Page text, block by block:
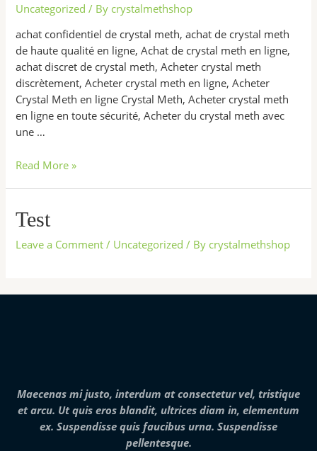
Uncategorized / By crystalmethshop
achat confidentiel de crystal meth, achat de crystal meth
de haute qualité en ligne, Achat de crystal meth en ligne,
achat discret de crystal meth, Acheter crystal meth
discrètement, Acheter crystal meth en ligne, Acheter
Crystal Meth en ligne Crystal Meth, Acheter crystal meth
en ligne en toute sécurité, Acheter du crystal meth avec
une …
cristaux
?
Read More »
Test
Leave a Comment / Uncategorized / By crystalmethshop
Maecenas mi justo, interdum at consectetur vel, tristique
et arcu. Ut quis eros blandit, ultrices diam in, elementum
ex. Suspendisse quis faucibus urna. Suspendisse
pellentesque.